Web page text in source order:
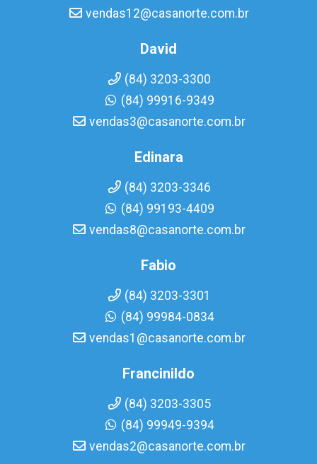
vendas12@casanorte.com.br
David
(84) 3203-3300
(84) 99916-9349
vendas3@casanorte.com.br
Edinara
(84) 3203-3346
(84) 99193-4409
vendas8@casanorte.com.br
Fabio
(84) 3203-3301
(84) 99984-0834
vendas1@casanorte.com.br
Francinildo
(84) 3203-3305
(84) 99949-9394
vendas2@casanorte.com.br